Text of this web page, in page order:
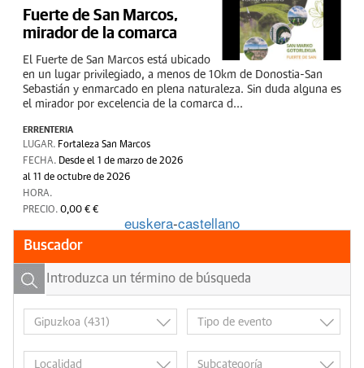
Fuerte de San Marcos,
mirador de la comarca
El Fuerte de San Marcos está ubicado
en un lugar privilegiado, a menos de 10km de Donostia-San
Sebastián y enmarcado en plena naturaleza. Sin duda alguna es
el mirador por excelencia de la comarca d...
ERRENTERIA
LUGAR. Fortaleza San Marcos
FECHA. Desde el 1 de marzo de 2026
al 11 de octubre de 2026
HORA.
PRECIO. 0,00 € €
euskera-castellano
Buscador